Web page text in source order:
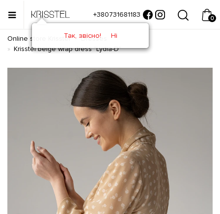
+380731681183 0
Online store Krisstel
Dresses
Krisstel beige wrap dress "Lydia-D"
Так, звісно! Ні